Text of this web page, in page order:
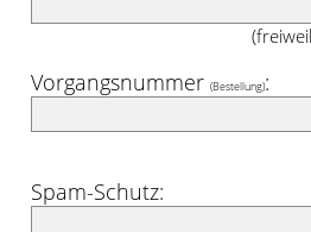
Vorgangsnummer(Bestellung):
Spam-Schutz: